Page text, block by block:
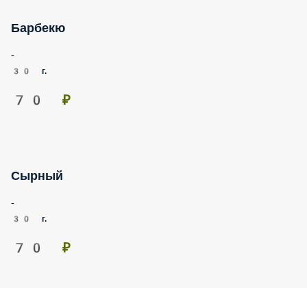
Барбекю
30 г.
70 ₽
Сырный
30 г.
70 ₽